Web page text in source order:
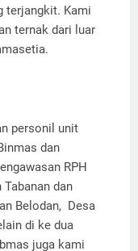
terjangkit. Kami
ternak dari luar
personil unit
dan
RPH
Tabanan dan
Belodan, Desa
di ke dua
juga kami